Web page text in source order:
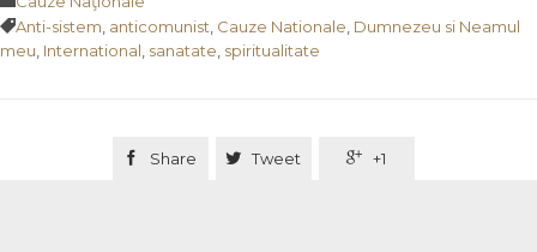
Tags
Anti-sistem anticomunist Cauze Nationale Dumnezeu si Neamul
meu International sanatate spiritualitate
 Share  Tweet  +1